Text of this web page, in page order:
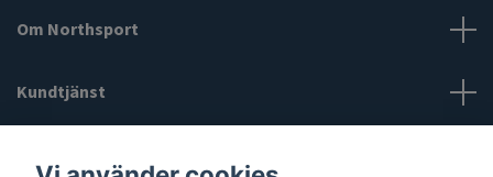
Om Northsport
Kundtjänst